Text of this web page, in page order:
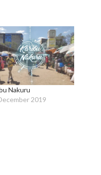
Nakuru
2019